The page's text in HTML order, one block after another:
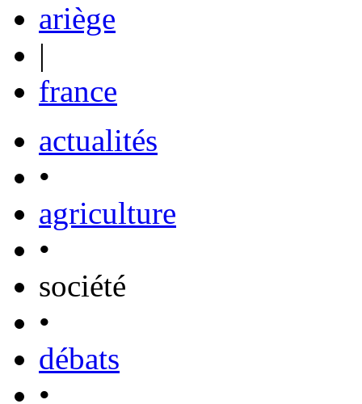
ariège
|
france
actualités
•
agriculture
•
société
•
débats
•